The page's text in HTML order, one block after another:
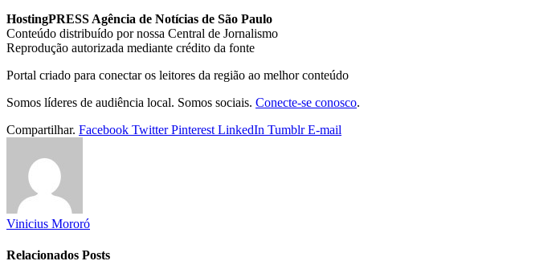
HostingPRESS Agência de Notícias de São Paulo
Conteúdo distribuído por nossa Central de Jornalismo
Reprodução autorizada mediante crédito da fonte
Portal criado para conectar os leitores da região ao melhor conteúdo
Somos líderes de audiência local. Somos sociais. Conecte-se conosco.
Compartilhar. Facebook Twitter Pinterest LinkedIn Tumblr E-mail
Vinicius Mororó
Relacionados Posts